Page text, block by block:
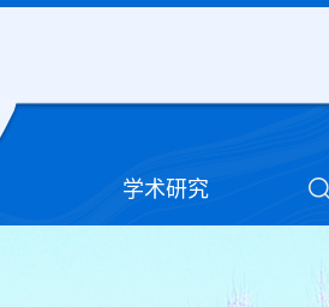
学术研究